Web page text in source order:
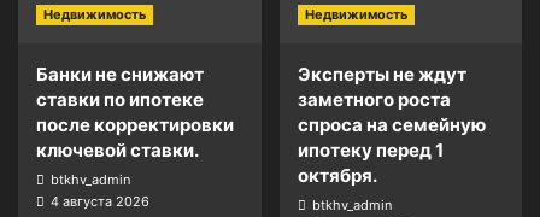
Недвижимость
Банки не снижают
ставки по ипотеке
после корректировки
ключевой ставки.
btkhv_admin
4 августа 2026
Недвижимость
Эксперты не ждут
заметного роста
спроса на семейную
ипотеку перед 1
октября.
btkhv_admin